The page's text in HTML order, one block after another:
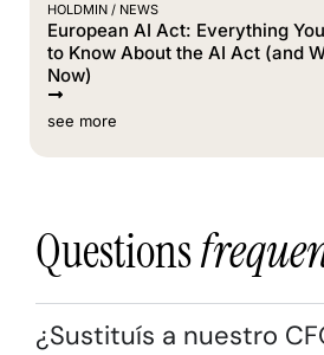
HOLDMIN / NEWS
European AI Act: Everything
to Know About the AI Act (and
Now)
see more
Questions
¿Sustituís a nuestro